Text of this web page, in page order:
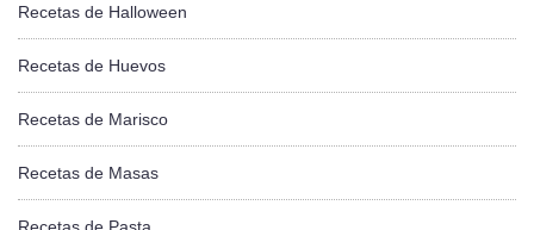
Recetas de Halloween
Recetas de Huevos
Recetas de Marisco
Recetas de Masas
Recetas de Pasta